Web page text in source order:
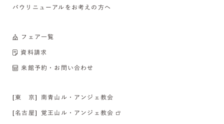
バウリニューアルをお考えの方へ
フェア一覧
資料請求
来館予約・お問い合わせ
[東 京] 南青山ル・アンジェ教会
[名古屋] 覚王山ル・アンジェ教会